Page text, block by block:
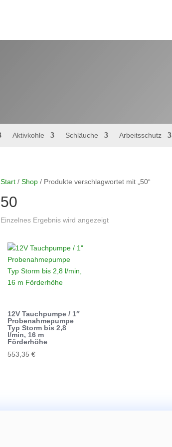
Aktivkohle Schläuche Arbeitsschutz
Start/ Shop/ Produkte verschlagwortet mit „50“
50
Einzelnes Ergebnis wird angezeigt
12V Tauchpumpe / 1″
Probenahmepumpe
Typ Storm bis 2,8
l/min, 16 m
Förderhöhe
553,35€